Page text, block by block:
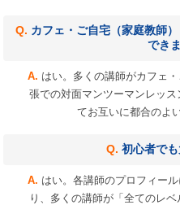
カフェ・ご自宅（家庭教師
でき
はい。多くの講師がカフェ
張での対面マンツーマンレッ
てお互いに都合のよ
初心者で
はい。各講師のプロフィー
り、多くの講師が「全てのレ